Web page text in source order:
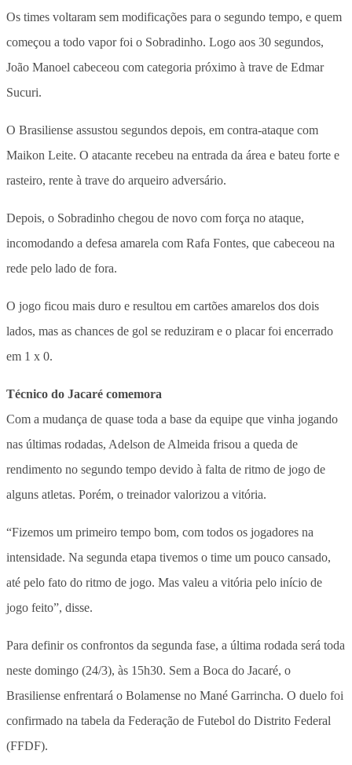
Os times voltaram sem modificações para o segundo tempo, e quem
começou a todo vapor foi o Sobradinho. Logo aos 30 segundos,
João Manoel cabeceou com categoria próximo à trave de Edmar
Sucuri.
O Brasiliense assustou segundos depois, em contra-ataque com
Maikon Leite. O atacante recebeu na entrada da área e bateu forte e
rasteiro, rente à trave do arqueiro adversário.
Depois, o Sobradinho chegou de novo com força no ataque,
incomodando a defesa amarela com Rafa Fontes, que cabeceou na
rede pelo lado de fora.
O jogo ficou mais duro e resultou em cartões amarelos dos dois
lados, mas as chances de gol se reduziram e o placar foi encerrado
em 1 x 0.
Técnico do Jacaré comemora
Com a mudança de quase toda a base da equipe que vinha jogando
nas últimas rodadas, Adelson de Almeida frisou a queda de
rendimento no segundo tempo devido à falta de ritmo de jogo de
alguns atletas. Porém, o treinador valorizou a vitória.
“Fizemos um primeiro tempo bom, com todos os jogadores na
intensidade. Na segunda etapa tivemos o time um pouco cansado,
até pelo fato do ritmo de jogo. Mas valeu a vitória pelo início de
jogo feito”, disse.
Para definir os confrontos da segunda fase, a última rodada será toda
neste domingo (24/3), às 15h30. Sem a Boca do Jacaré, o
Brasiliense enfrentará o Bolamense no Mané Garrincha. O duelo foi
confirmado na tabela da Federação de Futebol do Distrito Federal
(FFDF).